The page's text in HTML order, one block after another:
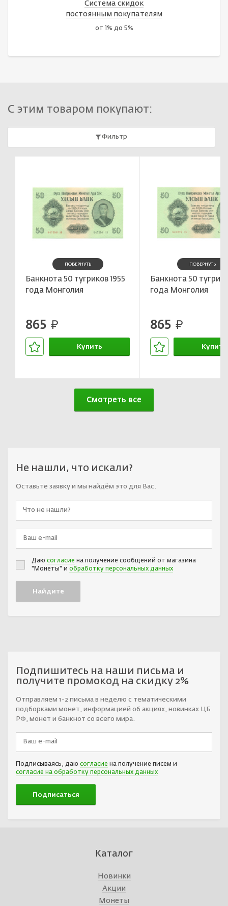
Система скидок
постоянным покупателям
от 1% до 5%
С этим товаром покупают:
Фильтр
ПОВЕРНУТЬ
Банкнота 50 тугриков 1955
года Монголия
865 руб.
Купить
ПОВЕРНУТЬ
Банкнота 50
года Монголия
865 руб.
Купить
Смотреть все
Не нашли, что искали?
Оставьте заявку и мы найдём это для Вас.
Даю согласие на получение сообщений от магазина
"Монеты" и обработку персональных данных
Подпишитесь на наши письма и
получите промокод на скидку 2%
Отправляем 1-2 письма в неделю с тематическими
подборками монет, информацией об акциях, новинках ЦБ
РФ, монет и банкнот со всего мира.
Подписываясь, даю согласие на получение писем и
согласие на обработку персональных данных
Каталог
Новинки
Акции
Монеты